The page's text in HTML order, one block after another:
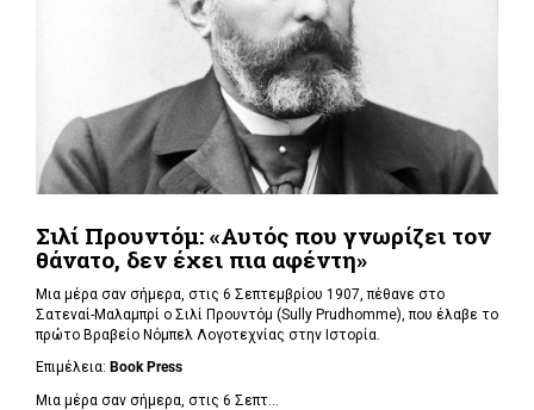
Σιλί Προυντόμ: «Αυτός που γνωρίζει τον
θάνατο, δεν έχει πια αφέντη»
Μια μέρα σαν σήμερα, στις 6 Σεπτεμβρίου 1907, πέθανε στο
Σατεναί-Μαλαμπρί ο Σιλί Προυντόμ (Sully Prudhomme), που έλαβε το
πρώτο Βραβείο Νόμπελ Λογοτεχνίας στην Ιστορία.
Επιμέλεια: Book Press
Μια μέρα σαν σήμερα, στις 6 Σεπτ...